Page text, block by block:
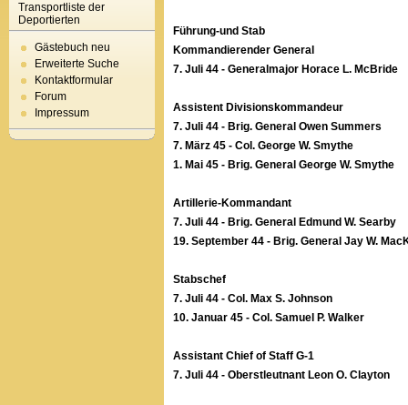
Transportliste der
Deportierten
Gästebuch neu
Erweiterte Suche
Kontaktformular
Forum
Impressum
Führung-und Stab
Kommandierender General
7. Juli 44 - Generalmajor Horace L. McBride
Assistent Divisionskommandeur
7. Juli 44 - Brig. General Owen Summers
7. März 45 - Col. George W. Smythe
1. Mai 45 - Brig. General George W. Smythe
Artillerie-Kommandant
7. Juli 44 - Brig. General Edmund W. Searby
19. September 44 - Brig. General Jay W.
Stabschef
7. Juli 44 - Col. Max S. Johnson
10. Januar 45 - Col. Samuel P. Walker
Assistant Chief of Staff G-1
7. Juli 44 - Oberstleutnant Leon O. Clayton